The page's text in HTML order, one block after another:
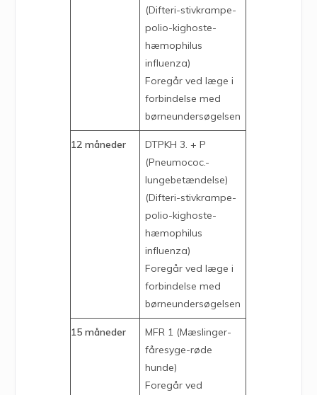
(Difteri-stivkrampe-
polio-kighoste-
hæmophilus
influenza)
Foregår ved læge i
forbindelse med
børneundersøgelsen
12 måneder
DTPKH 3. + P
(Pneumococ.-
lungebetændelse)
(Difteri-stivkrampe-
polio-kighoste-
hæmophilus
influenza)
Foregår ved læge i
forbindelse med
børneundersøgelsen
15 måneder
MFR 1 (Mæslinger-
fåresyge-røde
hunde)
Foregår ved